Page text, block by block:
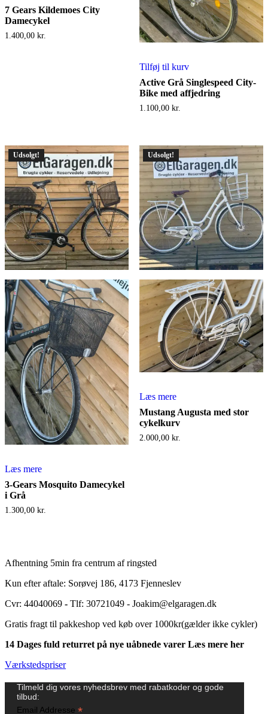
7 Gears Kildemoes City
Damecykel
1.400,00 kr.
Tilføj til kurv
Active Grå Singlespeed City-
Bike med affjedring
1.100,00 kr.
Udsolgt!
Læs mere
3-Gears Mosquito Damecykel
i Grå
1.300,00 kr.
Udsolgt!
Læs mere
Mustang Augusta med stor
cykelkurv
2.000,00 kr.
Afhentning 5min fra centrum af ringsted
Kun efter aftale: Sorøvej 186, 4173 Fjenneslev
Cvr: 44040069 - Tlf: 30721049 - Joakim@elgaragen.dk
Gratis fragt til pakkeshop ved køb over 1000kr(gælder ikke cykler)
14 Dages fuld returret på nye uåbnede varer Læs mere her
Værkstedspriser
Tilmeld dig vores nyhedsbrev med rabatkoder og gode
tilbud:
Email Addresse *